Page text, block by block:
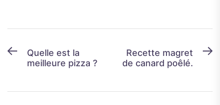
Navigation
Previous
post:
Quelle est la
meilleure pizza ?
Recette magret
de canard poêlé.